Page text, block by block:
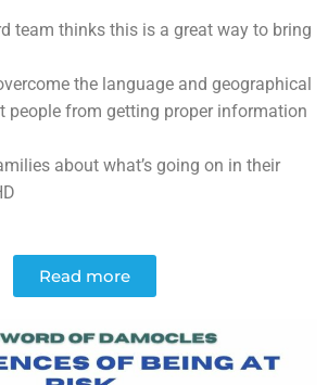
team thinks this is a great way to bring
the language and geographical
people from getting proper information
about what’s going on in their
Read more